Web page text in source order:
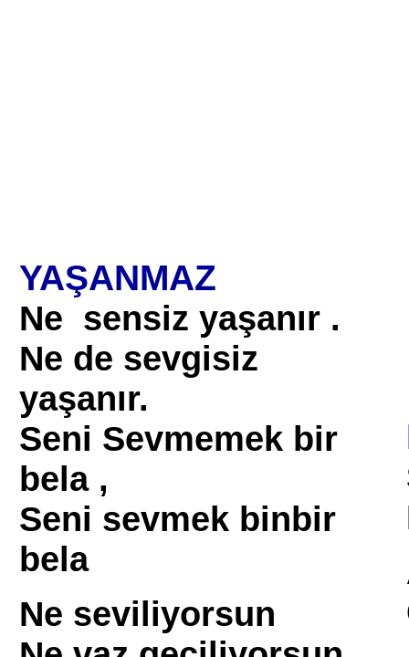
YAŞANMAZ
Ne sensiz yaşanır .
Ne de sevgisiz
yaşanır.
Seni Sevmemek bir
bela ,
Seni sevmek binbir
bela
Ne seviliyorsun